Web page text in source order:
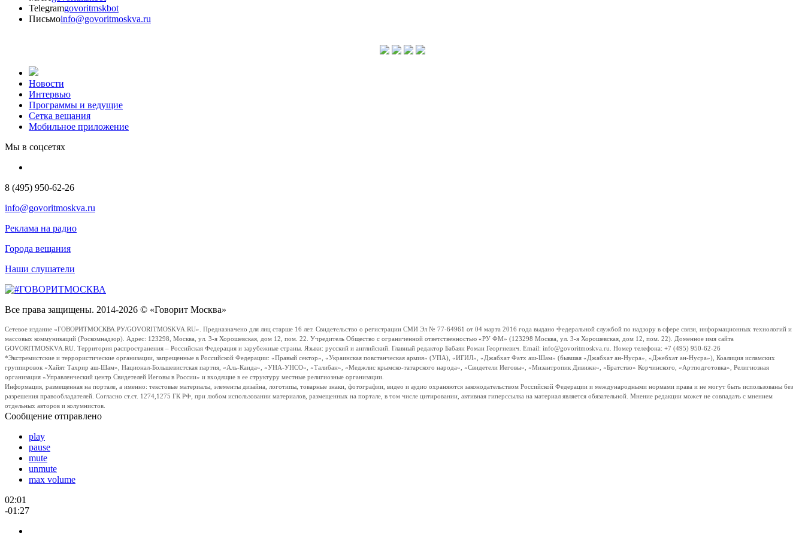
Telegramgovoritmskbot
Письмоinfo@govoritmoskva.ru
Новости
Интервью
Программы и ведущие
Сетка вещания
Мобильное приложение
Мы в соцсетях
8 (495) 950-62-26
info@govoritmoskva.ru
Реклама на радио
Города вещания
Наши слушатели
Все права защищены. 2014-2026 © «Говорит Москва»
Сетевое издание «ГОВОРИТМОСКВА.РУ/GOVORITMOSKVA.RU». Предназначено для лиц старше 16 лет. Свидетельство о регистрации СМИ Эл № 77-64961 от 04 марта 2016 года выдано Федеральной службой по надзору в сфере связи, информационных технологий и
массовых коммуникаций (Роскомнадзор). Адрес: 123298, Москва, ул. 3-я Хорошевская, дом 12, пом. 22. Учредитель Общество с ограниченной ответственностью «РУ ФМ» (123298 Москва, ул. 3-я Хорошевская, дом 12, пом. 22). Доменное имя сайта
GOVORITMOSKVA.RU. Территория распространения – Российская Федерация и зарубежные страны. Языки: русский и английский. Главный редактор Бабаян Роман Георгиевич. Email: info@govoritmoskva.ru. Номер телефона: +7 (495) 950-62-26
*Экстремистские и террористические организации, запрещенные в Российской Федерации: «Правый сектор», «Украинская повстанческая армия» (УПА), «ИГИЛ», «Джабхат Фатх аш-Шам» (бывшая «Джабхат ан-Нусра», «Джебхат ан-Нусра»), Коалиция исламских
группировок «Хайят Тахрир аш-Шам», Национал-Большевистская партия, «Аль-Каида», «УНА-УНСО», «Талибан», «Меджлис крымско-татарского народа», «Свидетели Иеговы», «Мизантропик Дивижн», «Братство» Корчинского, «Артподготовка», Религиозная
организация «Управленческий центр Свидетелей Иеговы в России» и входящие в ее структуру местные религиозные организации.
Информация, размещенная на портале, а именно: текстовые материалы, элементы дизайна, логотипы, товарные знаки, фотографии, видео и аудио охраняются законодательством Российской Федерации и международными нормами права и не могут быть использованы без
разрешения правообладателей. Согласно ст.ст. 1274,1275 ГК РФ, при любом использовании материалов, размещенных на портале, в том числе цитировании, активная гиперссылка на материал является обязательной. Мнение редакции может не совпадать с мнением
отдельных авторов и колумнистов.
Сообщение отправлено
play
pause
mute
unmute
max volume
02:01
-01:27